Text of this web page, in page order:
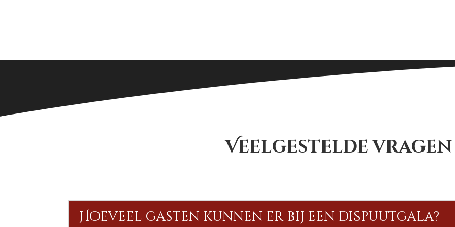
Veelgestelde
Hoeveel gasten kunnen er bij een dispuutgala?